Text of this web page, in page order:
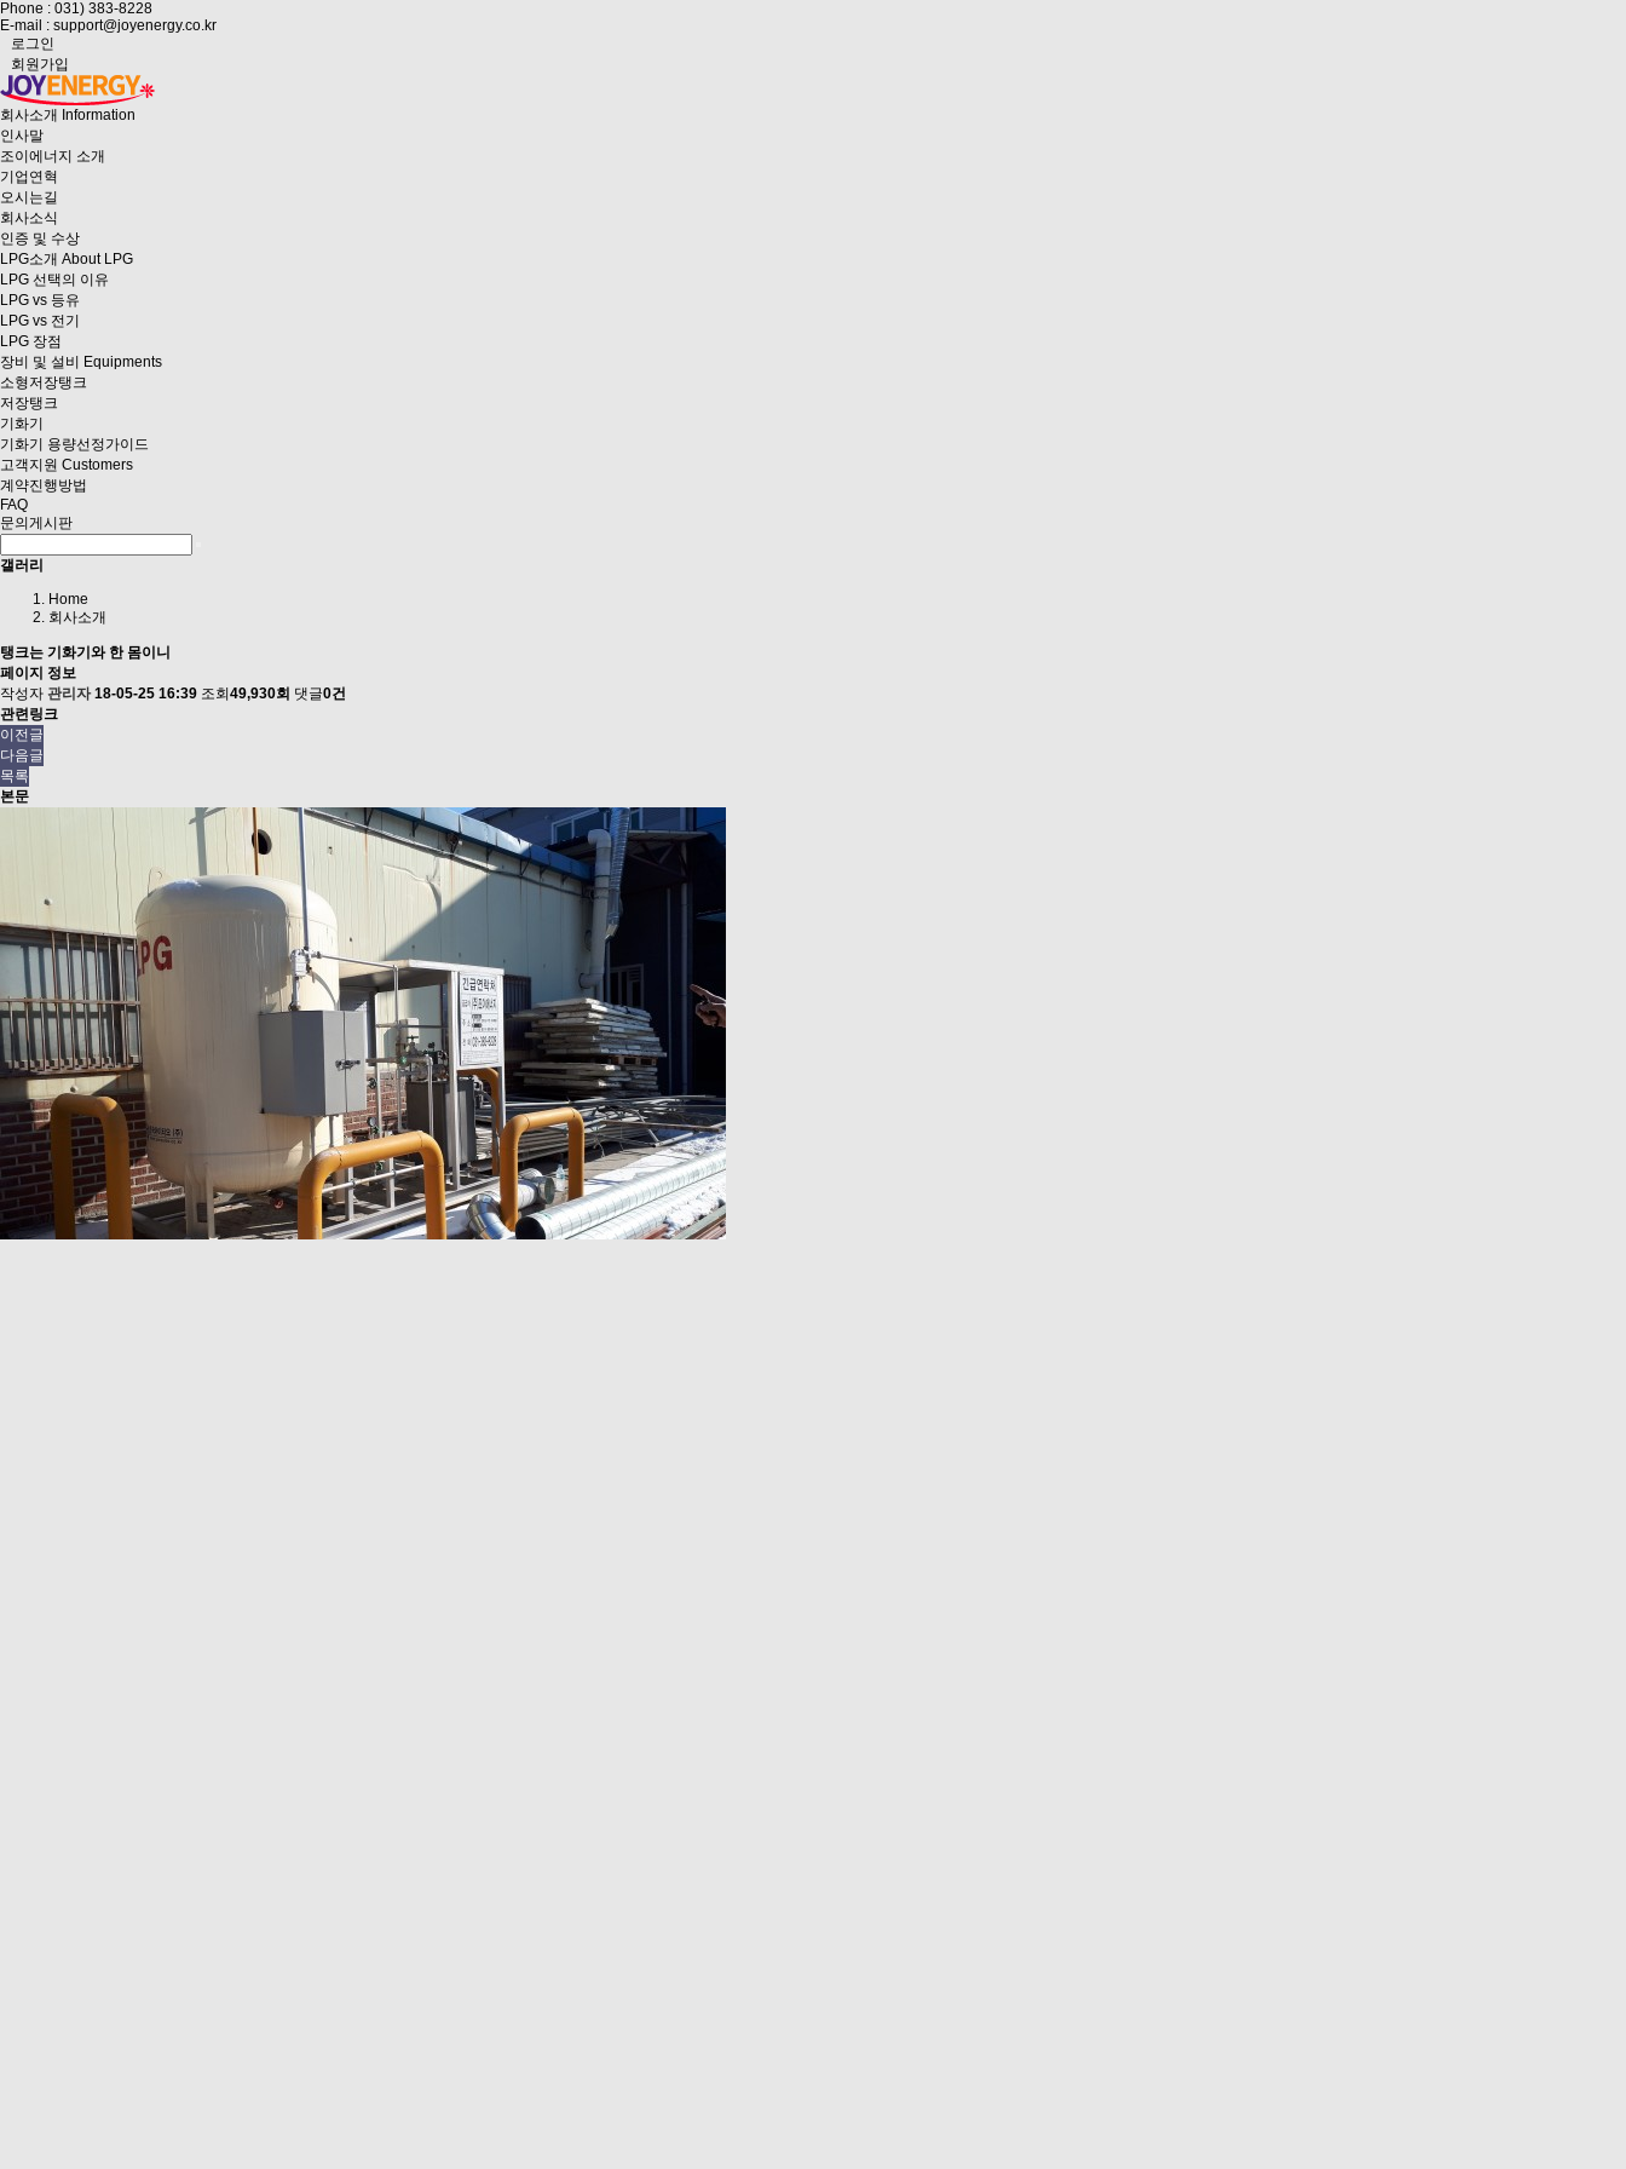
Phone : 031) 383-8228
E-mail : support@joyenergy.co.kr
로그인
회원가입
회사소개 Information
인사말
조이에너지 소개
기업연혁
오시는길
회사소식
인증 및 수상
LPG소개 About LPG
LPG 선택의 이유
LPG vs 등유
LPG vs 전기
LPG 장점
장비 및 설비
Equipments
소형저장탱크
저장탱크
기화기
기화기 용량선정가이드
고객지원 Customers
계약진행방법
FAQ
문의게시판
갤러리
Home
회사소개
탱크는 기화기와 한 몸이니
페이지 정보
작성자 관리자 18-05-25 16:39 조회 49,930회 댓글0건
관련링크
이전글
다음글
목록
본문